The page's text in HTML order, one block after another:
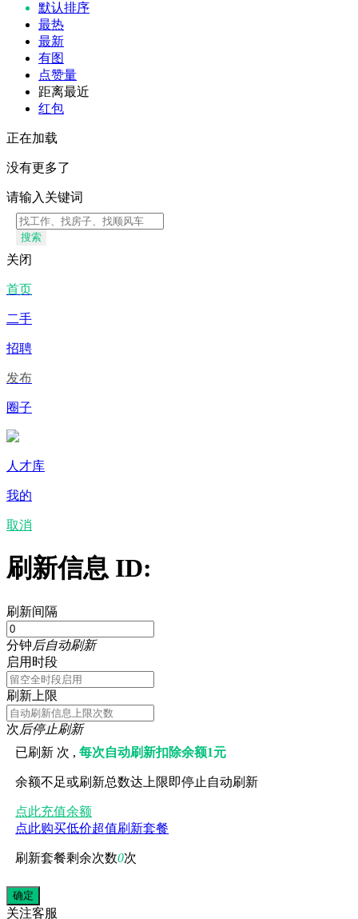
默认排序
最热
最新
有图
点赞量
距离最近
红包
正在加载
没有更多了
请输入关键词
搜索
关闭
首页
二手
招聘
发布
圈子
人才库
我的
取消
刷新信息 ID:
刷新间隔
分钟后自动刷新
启用时段
刷新上限
次后停止刷新
已刷新 次 ,每次自动刷新扣除余额1元
余额不足或刷新总数达上限即停止自动刷新
点此充值余额
点此购买低价超值刷新套餐
刷新套餐剩余次数0次
关注客服